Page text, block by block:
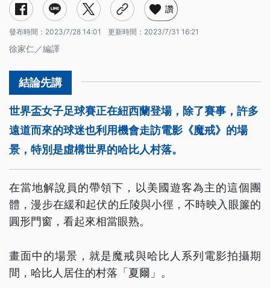
讚
發布時間： 2023/7/28 14:01 更新時間： 2023/7/31 16:21
徐家仁／編譯
世界盃女子足球賽正在紐西蘭登場，除了賽事，許多
遠道而來的球迷也利用機會走訪電影《魔戒》的場
景，特別是虛構世界的哈比人村落。
在當地解說員的帶領下，以美國遊客為主的這個團
體，漫步在緩和起伏的丘陵與小徑，不時映入眼簾的
圓形門窗，看起來相當眼熟。
畫面中的場景，就是魔戒與哈比人系列電影拍攝期
間，哈比人居住的村落「夏爾」。